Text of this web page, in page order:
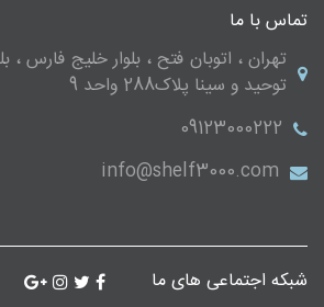
تماس با ما
تهران ، اتوبان فتح ، بلوار خلیج فارس ،
توحید و سینا پلاک288 واحد 9
09123000222
info@shelf3000.com
شبکه اجتماعی های ما